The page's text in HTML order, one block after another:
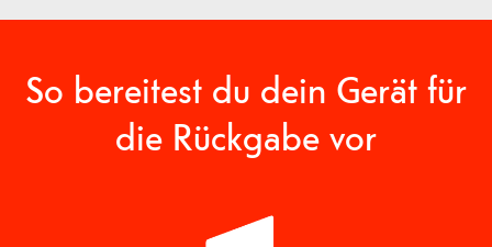
So bereitest du dein Gerät für
die Rückgabe vor